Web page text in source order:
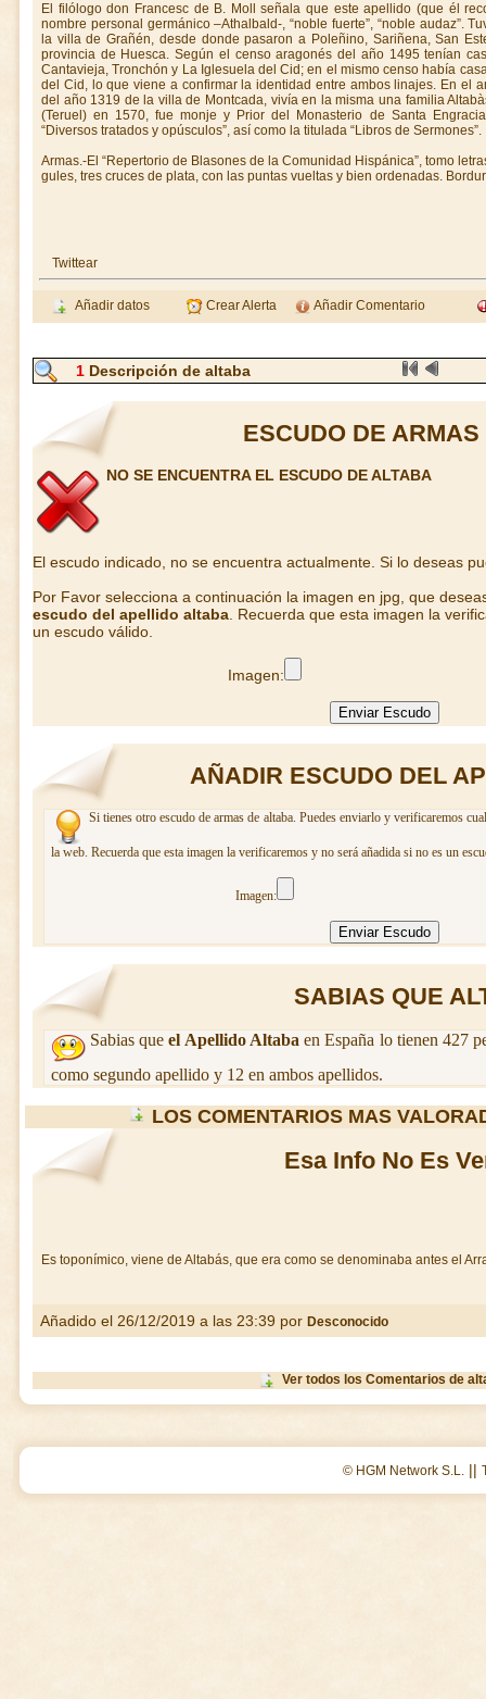
El filólogo don Francesc de B. Moll señala que este apellido (que él
nombre personal germánico –Athalbald-, “noble fuerte”, “noble audaz”.
la villa de Grañén, desde donde pasaron a Poleñino, Sariñena, San
provincia de Huesca. Según el censo aragonés del año 1495 tenían
Cantavieja, Tronchón y La Iglesuela del Cid; en el mismo censo había
del Cid, lo que viene a confirmar la identidad entre ambos linajes. En el
del año 1319 de la villa de Montcada, vivía en la misma una familia
(Teruel) en 1570, fue monje y Prior del Monasterio de Santa
“Diversos tratados y opúsculos”, así como la titulada “Libros de Sermones”.
Armas.-El “Repertorio de Blasones de la Comunidad Hispánica”, tomo
gules, tres cruces de plata, con las puntas vueltas y bien ordenadas.
Twittear
Añadir datos Crear Alerta Añadir Comentario
1Descripción de altaba
ESCUDO DE
NO SE ENCUENTRA EL ESCUDO DE ALTABA
El escudo indicado, no se encuentra actualmente. Si lo deseas
Por Favor selecciona a continuación la imagen en jpg, que
escudo del apellido altaba. Recuerda que esta imagen la
un escudo válido.
Imagen:
AÑADIR ESCUDO DEL
Si tienes otro escudo de armas de altaba. Puedes enviarlo y verificaremos
la web. Recuerda que esta imagen la verificaremos y no será añadida si no es un
Imagen:
SABIAS QUE
Sabias queel Apellido Altaba en España lo tienen 427
como segundo apellido y 12 en ambos apellidos.
LOS COMENTARIOS MAS
Esa Info No Es
Es toponímico, viene de Altabás, que era como se denominaba antes el
Añadido el 26/12/2019 a las 23:39 por Desconocido
Ver todos los Comentarios de
© HGM Network S.L. ||